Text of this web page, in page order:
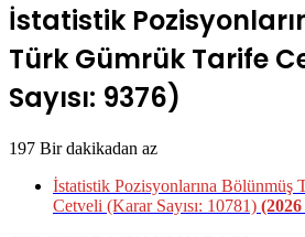
İstatistik
Türk Gümrük Tarife
Sayısı: 9376)
197 Bir dakikadan az
İstatistik Pozisyonlarına Bölünmüş
Cetveli (Karar Sayısı: 10781) (2026